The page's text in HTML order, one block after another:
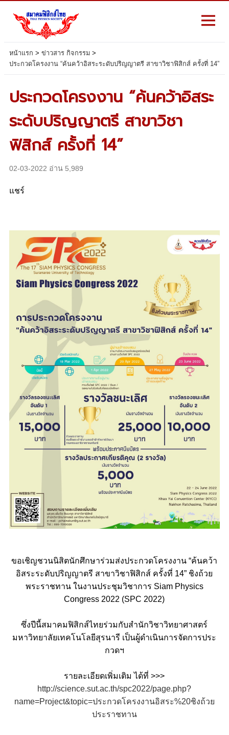
หน้าแรก > ข่าวสาร กิจกรรม >
ประกวดโครงงาน “ค้นคว้าอิสระระดับปริญญาตรี สาขาวิชาฟิสิกส์ ครั้งที่ 14”
ประกวดโครงงาน “ค้นคว้าอิสระ
ระดับปริญญาตรี สาขาวิชา
ฟิสิกส์ ครั้งที่ 14”
02-03-2022 อ่าน 5,989
แชร์
ขอเชิญชวนนิสิตนักศึกษาร่วมส่งประกวดโครงงาน “ค้นคว้า
อิสระระดับปริญญาตรี สาขาวิชาฟิสิกส์ ครั้งที่ 14” ชิงถ้วย
พระราชทาน ในงานประชุมวิชาการ Siam Physics
Congress 2022 (SPC 2022)
ซึ่งปีนี้สมาคมฟิสิกส์ไทยร่วมกับสำนักวิชาวิทยาศาสตร์
มหาวิทยาลัยเทคโนโลยีสุรนารี เป็นผู้ดำเนินการจัดการประ
กวดฯ
รายละเอียดเพิ่มเติม ได้ที่ >>>
http://science.sut.ac.th/spc2022/page.php?
name=Project&topic=ประกวดโครงงานอิสระ%20ชิงถ้วย
ประราชทาน